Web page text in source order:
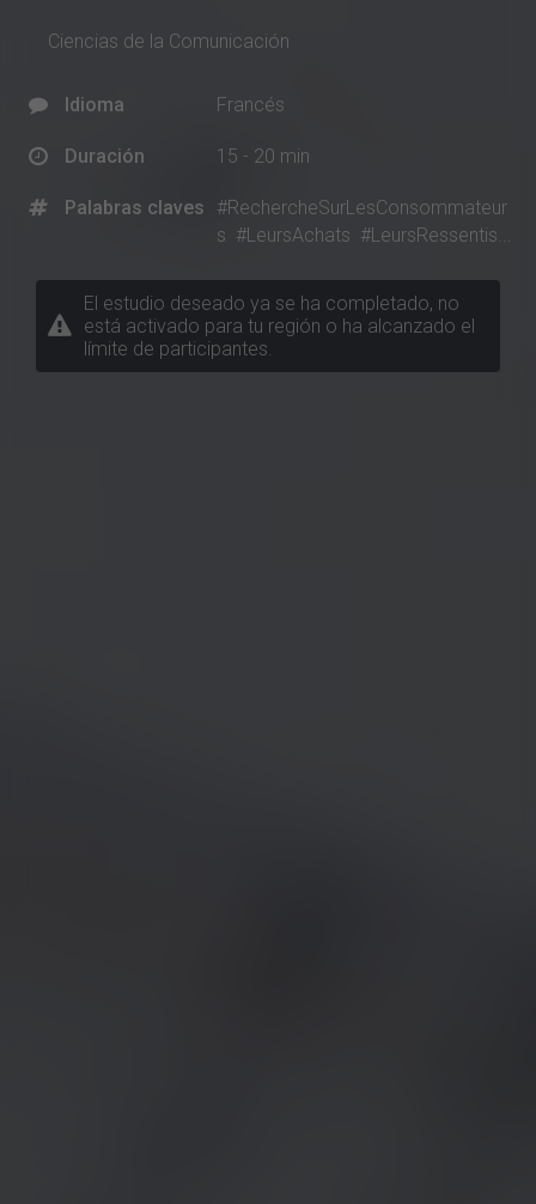
Ciencias de la Comunicación
Idioma Francés
Duración 15 - 20 min
Palabras claves
#RechercheSurLesConsommateur
s #LeursAchats #LeursRessentis...
El estudio deseado ya se ha completado, no
está activado para tu región o ha alcanzado el
límite de participantes.